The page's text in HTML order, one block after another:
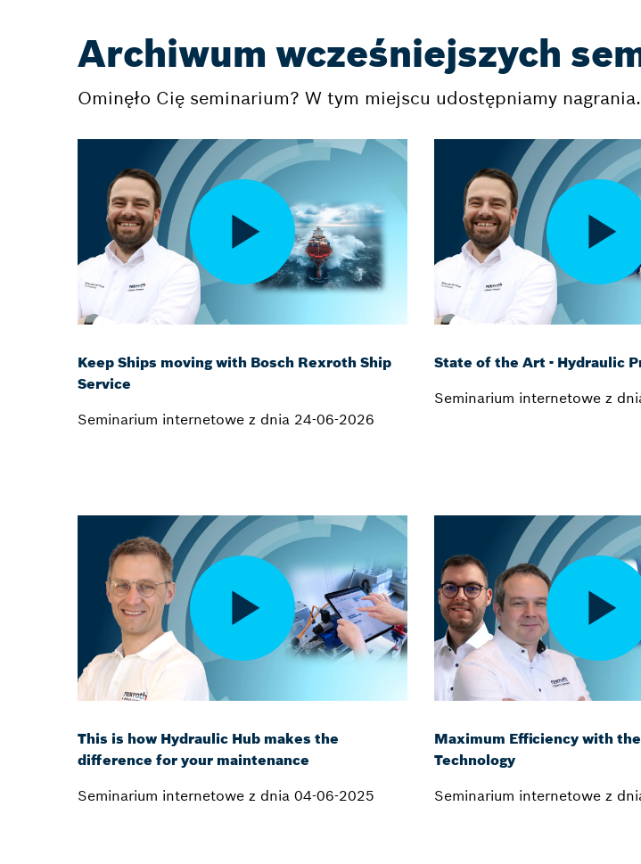
Archiwum wcześniejszych
Ominęło Cię seminarium? W tym miejscu udostępniamy nagrania.
Keep Ships moving with Bosch Rexroth Ship
Service
Seminarium internetowe z dnia 24-06-2026
State of the Art - Hydraulic
Seminarium internetowe z
This is how Hydraulic Hub makes the
difference for your maintenance
Seminarium internetowe z dnia 04-06-2025
Maximum Efficiency with
Technology
Seminarium internetowe z